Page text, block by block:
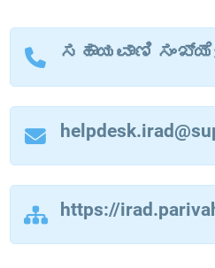
ಸಹಾಯವಾಣಿ ಸಂಖ್ಯೆ:
https://